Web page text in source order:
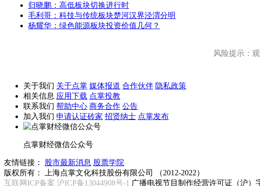
归晓鹏：高低板块切换进行时
毛利哥：科技与传统板块楚河汉界泾渭分明
杨耀华：绿色能源板块投资价值几何？
风险提示：
关于我们 关于点掌 媒体报道 合作伙伴 隐私政策
相关信息 应用下载 点掌投教
联系我们 帮助中心 商务合作 公告
加入我们 申请认证砖家 招贤纳士 点掌发布
点掌财经微信公众号
友情链接： 股市最新消息 股票学院
版权所有：
上海点掌文化科技股份有限公司 （2012-2022）
互联网ICP备案 沪ICP备13044908号-1 广播电视节目制作经营许可证（沪）